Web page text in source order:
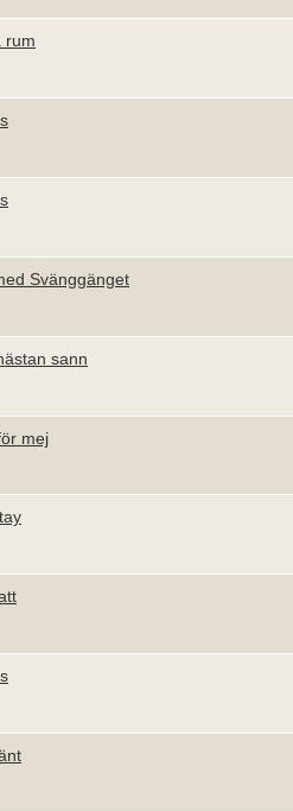
rum
Svänggänget
sann
mej